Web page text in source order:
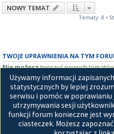
NOWY TEMAT
Tematy: 8 •
TWOJE UPRAWNIENIA NA TYM
Nie możesztworzyć nowych tematów
Nie możeszodpowiadać w tematach
Nie możeszzmieniać swoich postów
Nie możeszusuwać swoich postów
Nie możesz dodawać załączników
Używamy informacji
statystycznych by lepiej
serwisu i pomóc w
utrzymywania sesji
funkcji forum konieczne jest
ciasteczek. Możesz
Strona główna